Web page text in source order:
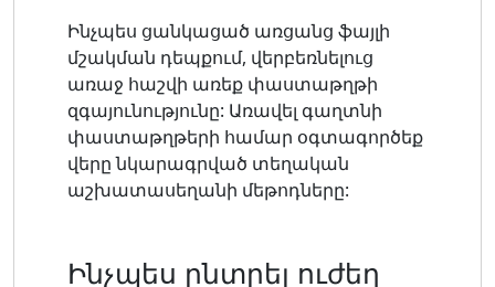
Ինչպես ցանկացած առցանց ֆայլի
մշակման դեպքում, վերբեռնելուց
առաջ հաշվի առեք փաստաթղթի
զգայունությունը: Առավել գաղտնի
փաստաթղթերի համար օգտագործեք
վերը նկարագրված տեղական
աշխատասեղանի մեթոդները:
Ինչպես ընտրել ուժեղ